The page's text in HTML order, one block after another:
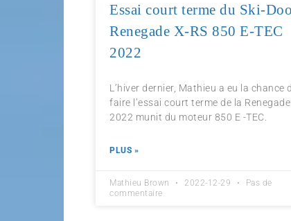
Essai court terme du Ski-Doo
Renegade X-RS 850 E-TEC
2022
L’hiver dernier, Mathieu a eu la chance
faire l’essai court terme de la Renegade
2022 munit du moteur 850 E -TEC.
PLUS »
Mathieu Brown 2022-12-29
Pas de
commentaire